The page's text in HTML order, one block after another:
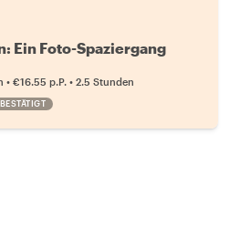
Ein Foto-Spaziergang
• €16.55 p.P. • 2.5 Stunden